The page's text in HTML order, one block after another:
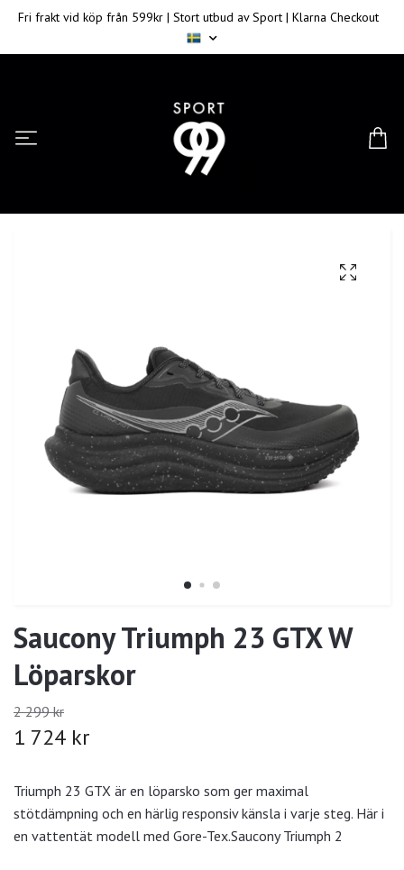
Fri frakt vid köp från 599kr | Stort utbud av Sport | Klarna Checkout
Saucony Triumph 23 GTX W
Löparskor
2 299 kr
1 724 kr
Triumph 23 GTX är en löparsko som ger maximal
stötdämpning och en härlig responsiv känsla i varje steg. Här i
en vattentät modell med Gore-Tex.Saucony Triumph 2